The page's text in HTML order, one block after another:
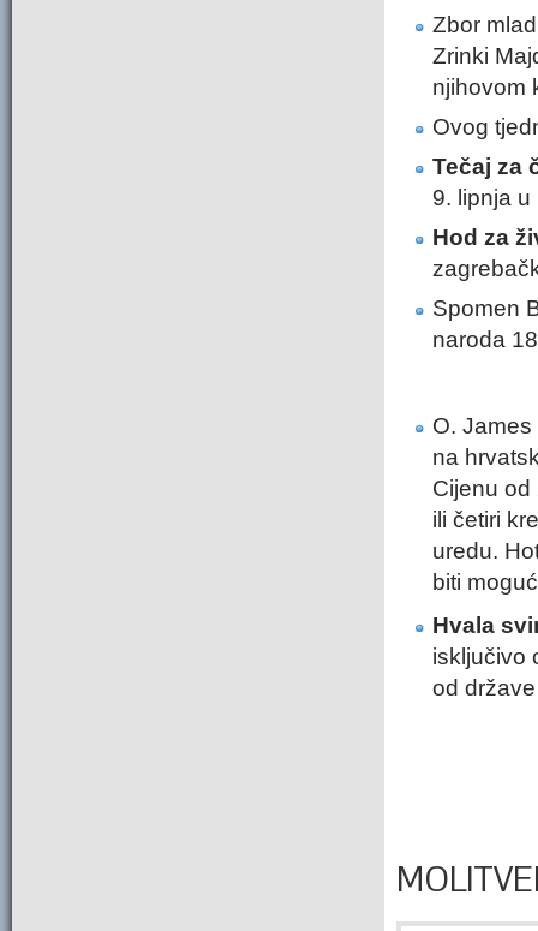
Zbor
Zrinki
njihovom
Ovog
Tečaj za
9. lipnja
Hod za
Spomen
naroda
O.
na
Cijenu od
ili četiri
uredu.
biti
Hvala
isključivo
od